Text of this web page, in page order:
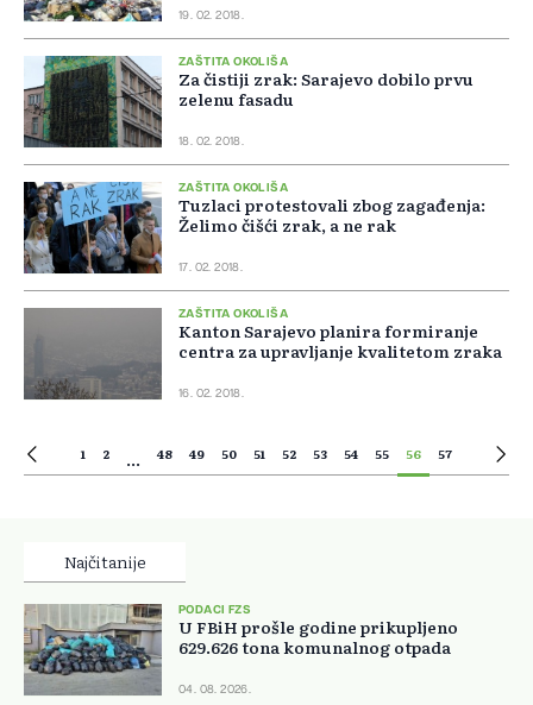
19. 02. 2018.
ZAŠTITA OKOLIŠA
Za čistiji zrak: Sarajevo dobilo prvu
zelenu fasadu
18. 02. 2018.
ZAŠTITA OKOLIŠA
Tuzlaci protestovali zbog zagađenja:
Želimo čišći zrak, a ne rak
17. 02. 2018.
ZAŠTITA OKOLIŠA
Kanton Sarajevo planira formiranje
centra za upravljanje kvalitetom zraka
16. 02. 2018.
1 2 ... 48 49 50 51 52 53 54 55 56 57
Najčitanije
PODACI FZS
U FBiH prošle godine prikupljeno
629.626 tona komunalnog otpada
04. 08. 2026.